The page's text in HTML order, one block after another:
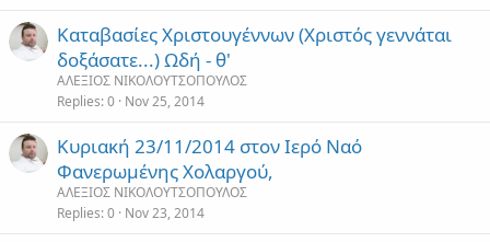
Καταβασίες Χριστουγέννων (Χριστός γεννάται
δοξάσατε...) Ωδή - θ'
ΑΛΕΞΙΟΣ ΝΙΚΟΛΟΥΤΣΟΠΟΥΛΟΣ
Replies 0 Nov 25, 2014
Κυριακή 23/11/2014 στον Ιερό Ναό
Φανερωμένης Χολαργού,
ΑΛΕΞΙΟΣ ΝΙΚΟΛΟΥΤΣΟΠΟΥΛΟΣ
Replies 0 Nov 23, 2014